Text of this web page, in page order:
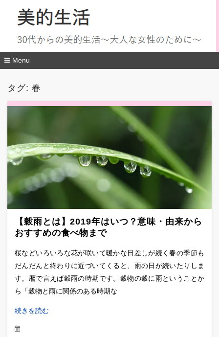
Menu
タグ: 春
【穀雨とは】2019年はいつ？意味・由来から
おすすめの食べ物まで
桜などいろいろな花が咲いて暖かな日差しが続く春の季節も
だんだんと終わりに近づいてくると、雨の日が続いたりしま
す。暦で言えば穀雨の時期です。穀物の穀に雨ということか
ら「穀物と雨に関係のある時期な
続きを読む